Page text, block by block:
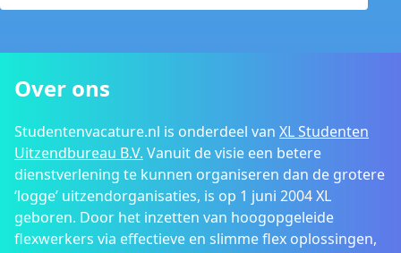
Over ons
Studentenvacature.nl is onderdeel van XL Studenten
Uitzendbureau B.V. Vanuit de visie een betere
dienstverlening te kunnen organiseren dan de grotere
‘logge’ uitzendorganisaties, is op 1 juni 2004 XL
geboren. Door het inzetten van hoogopgeleide
flexwerkers via effectieve en slimme flex oplossingen,